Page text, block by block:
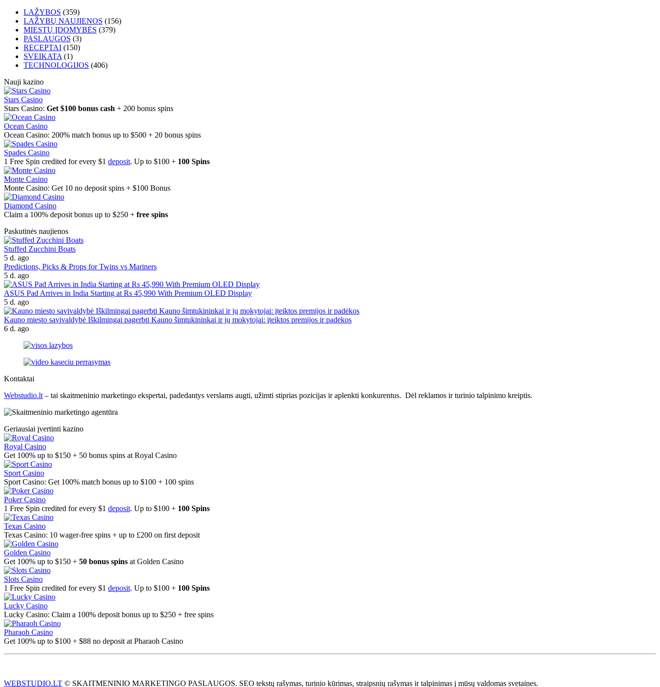
LAŽYBOS (359)
LAŽYBŲ NAUJIENOS (156)
MIESTŲ ĮDOMYBĖS (379)
PASLAUGOS (3)
RECEPTAI (150)
SVEIKATA (1)
TECHNOLOGIJOS (406)
Nauji kazino
Stars Casino
Stars Casino: Get $100 bonus cash + 200 bonus spins
Ocean Casino
Ocean Casino: 200% match bonus up to $500 + 20 bonus spins
Spades Casino
1 Free Spin credited for every $1 deposit. Up to $100 + 100 Spins
Monte Casino
Monte Casino: Get 10 no deposit spins + $100 Bonus
Diamond Casino
Claim a 100% deposit bonus up to $250 + free spins
Paskutinės naujienos
Stuffed Zucchini Boats
5 d. ago
Predictions, Picks & Props for Twins vs Mariners
5 d. ago
ASUS Pad Arrives in India Starting at Rs 45,990 With Premium OLED Display
5 d. ago
Kauno miesto savivaldybė Iškilmingai pagerbti Kauno šimtukininkai ir jų mokytojai: įteiktos premijos ir padėkos
6 d. ago
Kontaktai
Webstudio.lt – tai skaitmeninio marketingo ekspertai, padedantys verslams augti, užimti stiprias pozicijas ir aplenkti konkurentus. Dėl reklamos ir turinio talpinimo kreiptis.
Geriausiai įvertinti kazino
Royal Casino
Get 100% up to $150 + 50 bonus spins at Royal Casino
Sport Casino
Sport Casino: Get 100% match bonus up to $100 + 100 spins
Poker Casino
1 Free Spin credited for every $1 deposit. Up to $100 + 100 Spins
Texas Casino
Texas Casino: 10 wager-free spins + up to £200 on first deposit
Golden Casino
Get 100% up to $150 + 50 bonus spins at Golden Casino
Slots Casino
1 Free Spin credited for every $1 deposit. Up to $100 + 100 Spins
Lucky Casino
Lucky Casino: Claim a 100% deposit bonus up to $250 + free spins
Pharaoh Casino
Get 100% up to $100 + $88 no deposit at Pharaoh Casino
WEBSTUDIO.LT © SKAITMENINIO MARKETINGO PASLAUGOS. SEO tekstų rašymas, turinio kūrimas, straipsnių rašymas ir talpinimas į mūsų valdomas svetaines.